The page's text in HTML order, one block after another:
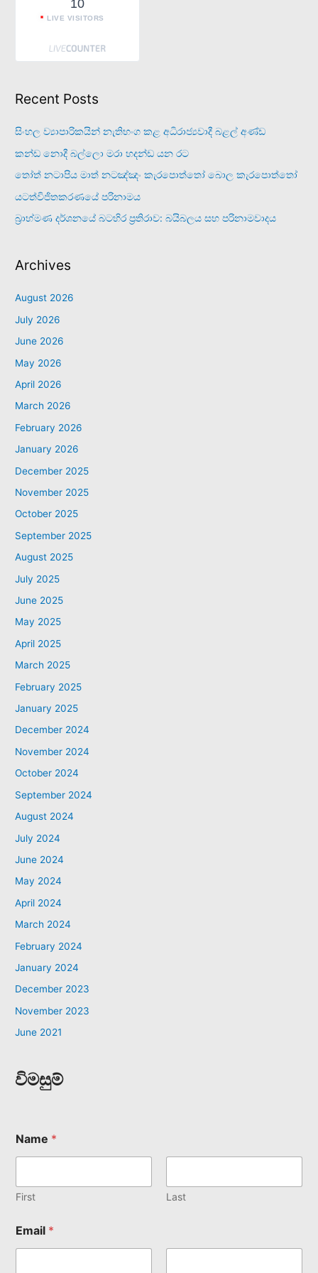
10
LIVE VISITORS
Recent Posts
සිංහල ව්‍යාපාරිකයින් නැතිභංග කළ අධිරාජ්‍යවාදී බළල් අණ්ඩ
කන්ඩ නොදී බල්ලො මරා හදන්ඩ යන රට
තෝත් නටාපිය මාත් නටඤ්ඤං කැරපොත්තෝ බොල කැරපොත්තෝ
යටත්විජිතකරණයේ පරිනාමය
බ්‍රාහ්මණ දර්ශනයේ බටහිර ප්‍රතිරාව: බයිබලය සහ පරිනාමවාදය
Archives
August 2026
July 2026
June 2026
May 2026
April 2026
March 2026
February 2026
January 2026
December 2025
November 2025
October 2025
September 2025
August 2025
July 2025
June 2025
May 2025
April 2025
March 2025
February 2025
January 2025
December 2024
November 2024
October 2024
September 2024
August 2024
July 2024
June 2024
May 2024
April 2024
March 2024
February 2024
January 2024
December 2023
November 2023
June 2021
විමසුම්
Name *
First Last
Email *